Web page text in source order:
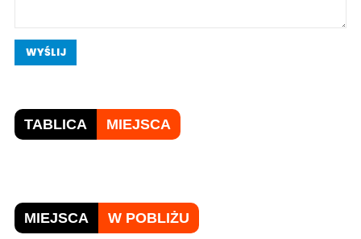
WYŚLIJ
TABLICA MIEJSCA
MIEJSCA W POBLIŻU